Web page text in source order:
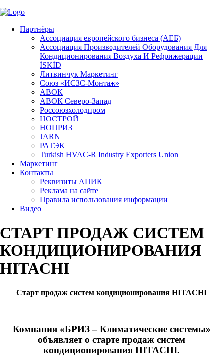
Партнёры
Ассоциация европейского бизнеса (АЕБ)
Aссоциация Производителей Оборудования Для
Кондиционирования Воздуха И Рефрижерации
İSKİD
Литвинчук Маркетинг
Союз «ИСЗС-Монтаж»
АВОК
АВОК Северо-Запад
Россоюзхолодпром
НОСТРОЙ
НОПРИЗ
JARN
РАТЭК
Turkish HVAC-R Industry Exporters Union
Маркетинг
Контакты
Реквизиты АПИК
Реклама на сайте
Правила использования информации
Видео
СТАРТ ПРОДАЖ СИСТЕМ
КОНДИЦИОНИРОВАНИЯ
HITACHI
Старт продаж систем кондиционирования HITACHI
Компания «БРИЗ – Климатические системы»
объявляет о старте продаж систем
кондиционирования HITACHI.